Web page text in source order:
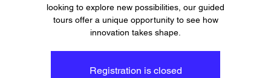
looking to explore new possibilities, our guided
tours offer a unique opportunity to see how
innovation takes shape.
Registration is closed